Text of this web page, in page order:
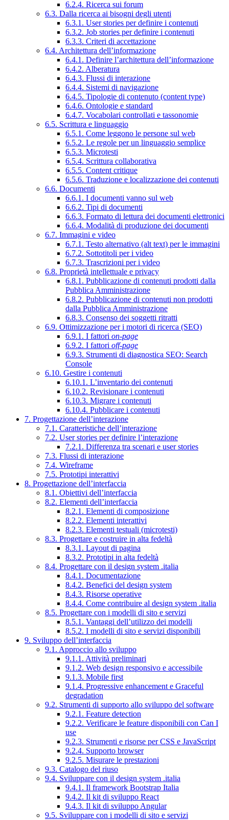
6.2.4. Ricerca sui forum
6.3. Dalla ricerca ai bisogni degli utenti
6.3.1. User stories per definire i contenuti
6.3.2. Job stories per definire i contenuti
6.3.3. Criteri di accettazione
6.4. Architettura dell’informazione
6.4.1. Definire l’architettura dell’informazione
6.4.2. Alberatura
6.4.3. Flussi di interazione
6.4.4. Sistemi di navigazione
6.4.5. Tipologie di contenuto (content type)
6.4.6. Ontologie e standard
6.4.7. Vocabolari controllati e tassonomie
6.5. Scrittura e linguaggio
6.5.1. Come leggono le persone sul web
6.5.2. Le regole per un linguaggio semplice
6.5.3. Microtesti
6.5.4. Scrittura collaborativa
6.5.5. Content critique
6.5.6. Traduzione e localizzazione dei contenuti
6.6. Documenti
6.6.1. I documenti vanno sul web
6.6.2. Tipi di documenti
6.6.3. Formato di lettura dei documenti elettronici
6.6.4. Modalità di produzione dei documenti
6.7. Immagini e video
6.7.1. Testo alternativo (alt text) per le immagini
6.7.2. Sottotitoli per i video
6.7.3. Trascrizioni per i video
6.8. Proprietà intellettuale e privacy
6.8.1. Pubblicazione di contenuti prodotti dalla
Pubblica Amministrazione
6.8.2. Pubblicazione di contenuti non prodotti
dalla Pubblica Amministrazione
6.8.3. Consenso dei soggetti ritratti
6.9. Ottimizzazione per i motori di ricerca (SEO)
6.9.1. I fattori on-page
6.9.2. I fattori off-page
6.9.3. Strumenti di diagnostica SEO: Search
Console
6.10. Gestire i contenuti
6.10.1. L’inventario dei contenuti
6.10.2. Revisionare i contenuti
6.10.3. Migrare i contenuti
6.10.4. Pubblicare i contenuti
7. Progettazione dell’interazione
7.1. Caratteristiche dell’interazione
7.2. User stories per definire l’interazione
7.2.1. Differenza tra scenari e user stories
7.3. Flussi di interazione
7.4. Wireframe
7.5. Prototipi interattivi
8. Progettazione dell’interfaccia
8.1. Obiettivi dell’interfaccia
8.2. Elementi dell’interfaccia
8.2.1. Elementi di composizione
8.2.2. Elementi interattivi
8.2.3. Elementi testuali (microtesti)
8.3. Progettare e costruire in alta fedeltà
8.3.1. Layout di pagina
8.3.2. Prototipi in alta fedeltà
8.4. Progettare con il design system .italia
8.4.1. Documentazione
8.4.2. Benefici del design system
8.4.3. Risorse operative
8.4.4. Come contribuire al design system .italia
8.5. Progettare con i modelli di sito e servizi
8.5.1. Vantaggi dell’utilizzo dei modelli
8.5.2. I modelli di sito e servizi disponibili
9. Sviluppo dell’interfaccia
9.1. Approccio allo sviluppo
9.1.1. Attività preliminari
9.1.2. Web design responsivo e accessibile
9.1.3. Mobile first
9.1.4. Progressive enhancement e Graceful
degradation
9.2. Strumenti di supporto allo sviluppo del software
9.2.1. Feature detection
9.2.2. Verificare le feature disponibili con Can I
use
9.2.3. Strumenti e risorse per CSS e JavaScript
9.2.4. Supporto browser
9.2.5. Misurare le prestazioni
9.3. Catalogo del riuso
9.4. Sviluppare con il design system .italia
9.4.1. Il framework Bootstrap Italia
9.4.2. Il kit di sviluppo React
9.4.3. Il kit di sviluppo Angular
9.5. Sviluppare con i modelli di sito e servizi